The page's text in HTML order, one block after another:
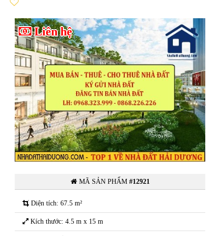
Bán lô đất đường 19m, khu đô thị
mới Tân Phú Hưng, thành phố Hải
Dương
Liên hệ
MÃ SẢN PHẨM #12921
Diện tích: 67.5 m²
Kích thước: 4.5 m x 15 m